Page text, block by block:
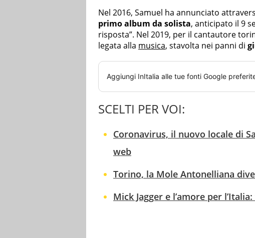
Nel 2016, Samuel ha annunciato
primo album da solista, anticipato il 9
risposta”. Nel 2019, per il cantautore
legata alla musica, stavolta nei panni di
Aggiungi InItalia alle tue fonti Google
SCELTI PER VOI:
Coronavirus, il nuovo locale di
web
Torino, la Mole Antonelliana
Mick Jagger e l’amore per